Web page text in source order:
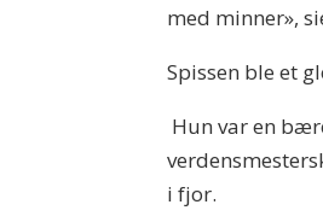
med minner»,
Spissen ble et
Hun var en
i fjor.